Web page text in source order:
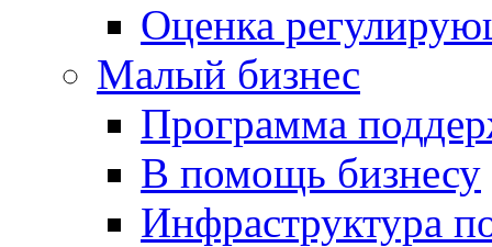
Оценка
Малый бизнес
Программа
В помощь бизнесу
Инфраструктура